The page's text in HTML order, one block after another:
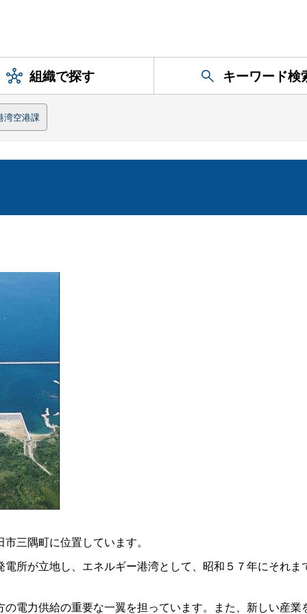
組織で探す キーワード検
湾空港課
三隅町に位置しています。
所が立地し、エネルギー港湾として、昭和５７年にそれ
電力供給の重要な一翼を担っています。また、新しい産